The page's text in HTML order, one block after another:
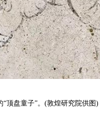
顶盘童子”。(敦煌研究院供图)